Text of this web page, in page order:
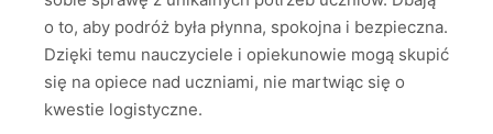
o to, aby podróż była płynna, spokojna i bezpieczna.
Dzięki temu nauczyciele i opiekunowie mogą skupić
się na opiece nad uczniami, nie martwiąc się o
kwestie logistyczne.